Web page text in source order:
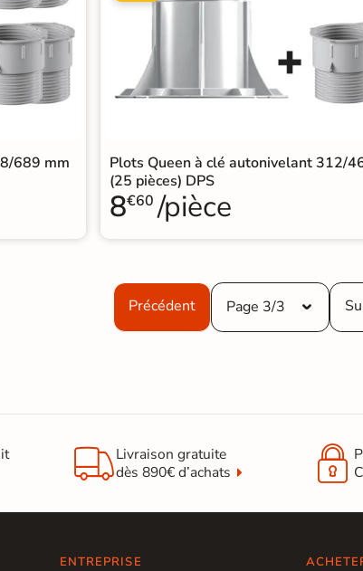
689 mm
Plots Queen à clé autonivelant 312/
(25 pièces) DPS
8€60 /pièce
Précédent Page 3/3
Livraison gratuite
dès 890€ d’achats

ENTREPRISE